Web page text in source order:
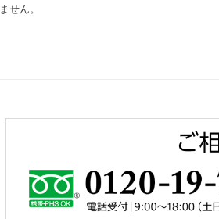
せん。